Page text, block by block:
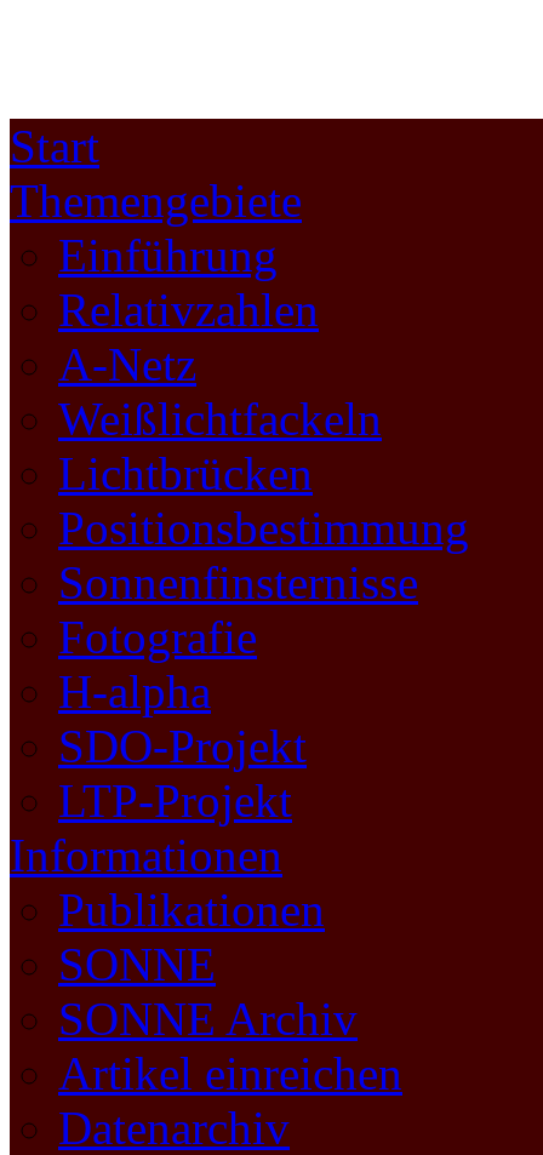
Start
Themengebiete
Einführung
Relativzahlen
A-Netz
Weißlichtfackeln
Lichtbrücken
Positionsbestimmung
Sonnenfinsternisse
Fotografie
H-alpha
SDO-Projekt
LTP-Projekt
Informationen
Publikationen
SONNE
SONNE Archiv
Artikel einreichen
Datenarchiv